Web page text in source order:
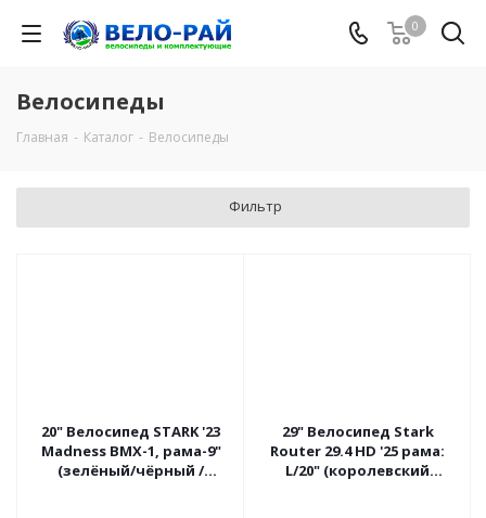
0
Велосипеды
Главная - Каталог - Велосипеды
Фильтр
20" Велосипед STARK '23
Madness BMX-1, рама-9"
(зелёный/чёрный /
29" Велосипед Stark
Router 29.4 HD '25 рама:
L/20" (королевский